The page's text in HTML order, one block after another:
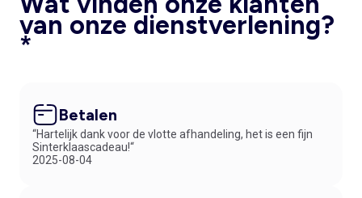
van onze dienstverlening?
*
Betalen
“Hartelijk dank voor de vlotte afhandeling, het is een fijn
Sinterklaascadeau!“
2025-08-04